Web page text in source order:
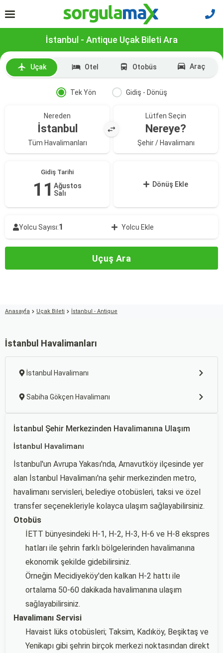
İstanbul - Antique Uçak Bileti Ara
Uçak Otel Otobüs Araç
Tek Yön Gidiş - Dönüş
Nereden
İstanbul
Tüm Havalimanları
Lütfen Seçin
Nereye?
Şehir / Havalimanı
Gidiş Tarihi
11 Ağustos
Salı
Dönüş Ekle
Yolcu Sayısı:1 Yolcu Ekle
Uçuş Ara
Anasayfa Uçak Bileti İstanbul - Antique
İstanbul Havalimanları
İstanbul Havalimanı
Sabiha Gökçen Havalimanı
İstanbul Şehir Merkezinden Havalimanına Ulaşım
İstanbul Havalimanı
İstanbul'un Avrupa Yakası'nda, Arnavutköy ilçesinde yer
alan İstanbul Havalimanı'na şehir merkezinden metro,
havalimanı servisleri, belediye otobüsleri, taksi ve özel
transfer seçenekleriyle kolayca ulaşım sağlayabilirsiniz.
Otobüs
İETT bünyesindeki H-1, H-2, H-3, H-6 ve H-8 ekspres
hatları ile şehrin farklı bölgelerinden havalimanına
ekonomik şekilde gidebilirsiniz.
Örneğin Mecidiyeköy'den kalkan H-2 hattı ile
ortalama 50-60 dakikada havalimanına ulaşım
sağlayabilirsiniz.
Havalimanı Servisi
Havaist lüks otobüsleri; Taksim, Kadıköy, Beşiktaş ve
Yenikapı gibi şehrin birçok merkezi noktasından direkt